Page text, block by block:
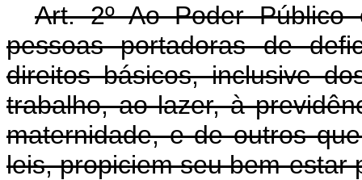
Art. 2º Ao Poder
pessoas portadoras de
direitos básicos, inclusive
trabalho, ao lazer, à
maternidade, e de outros
leis, propiciem seu bem-estar